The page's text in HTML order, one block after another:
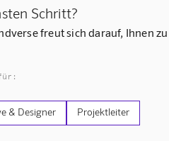
Schritt?
freut sich darauf, Ihnen
& Designer Projektleiter